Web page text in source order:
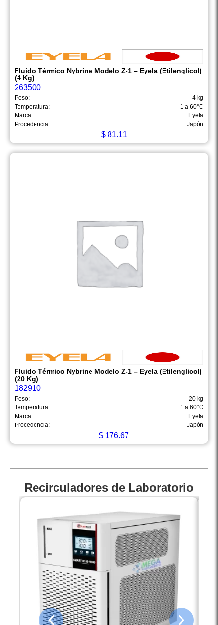
Fluido Térmico Nybrine Modelo Z-1 – Eyela (Etilenglicol)
(4 Kg)
263500
Peso:
4 kg
Temperatura:
1 a 60°C
Marca:
Eyela
Procedencia:
Japón
$81.11
Fluido Térmico Nybrine Modelo Z-1 – Eyela (Etilenglicol)
(20 Kg)
182910
Peso:
20 kg
Temperatura:
1 a 60°C
Marca:
Eyela
Procedencia:
Japón
$ 176.67
Recirculadores de Laboratorio